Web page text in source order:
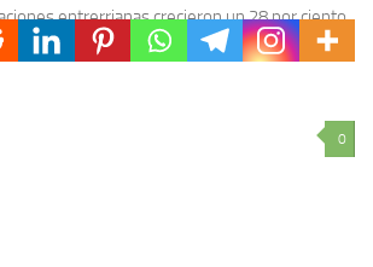
entrerrianas crecieron un 28 por ciento
8 por...
0